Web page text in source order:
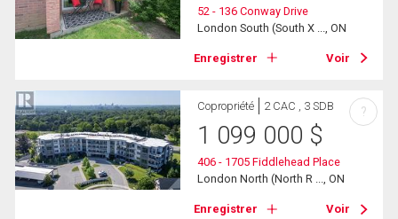
52 - 136 Conway Drive
London South (South X ..., ON
Enregistrer Voir
Copropriété 2 CAC , 3 SDB
1 099 000 $
406 - 1705 Fiddlehead Place
London North (North R ..., ON
Enregistrer Voir
?